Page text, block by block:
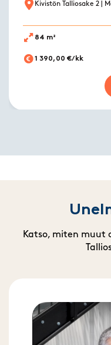
Kivistön Talliosake 2 |
84 m²
1 390,00 €/kk
Katso, miten muut